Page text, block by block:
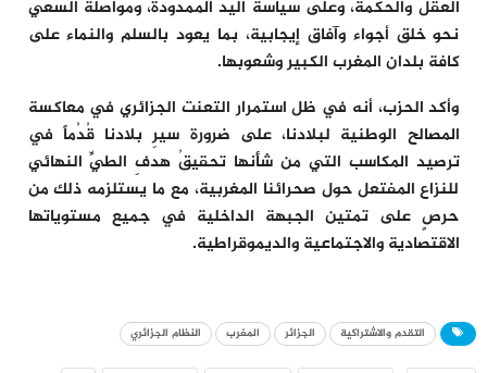
العقل والحكمة، وعلى سياسة اليد الممدودة، ومواصلة السعي
نحو خلق أجواء وآفاق إيجابية، بما يعود بالسلم والنماء على
كافة بلدان المغرب الكبير وشعوبها.
وأكد الحزب، أنه في ظل استمرار التعنت الجزائري في معاكسة
المصالح الوطنية لبلادنا، على ضرورة سيرِ بلادنا قُدُماً في
ترصيد المكاسب التي من شأنها تحقيقُ هدفِ الطيِّ النهائي
للنزاع المفتعل حول صحرائنا المغربية، مع ما يستلزمه ذلك من
حرصٍ على تمتين الجبهة الداخلية في جميع مستوياتها
الاقتصادية والاجتماعية والديموقراطية.
التقدم والاشتراكية الجزائر المغرب النظام الجزائري